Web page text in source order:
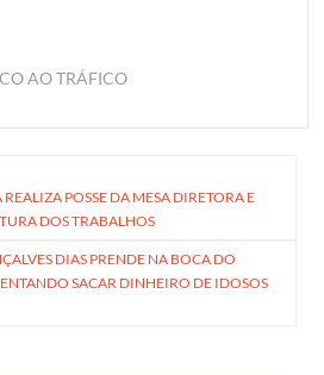
AO TRÁFICO
POSSE DA MESA DIRETORA E
DOS TRABALHOS
DIAS PRENDE NA BOCA DO
SACAR DINHEIRO DE IDOSOS